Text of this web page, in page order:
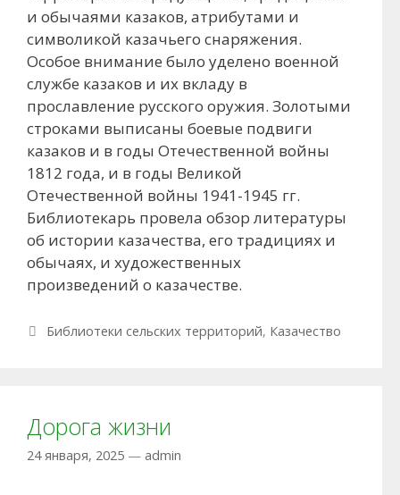
и обычаями казаков, атрибутами и
символикой казачьего снаряжения.
Особое внимание было уделено военной
службе казаков и их вкладу в
прославление русского оружия. Золотыми
строками выписаны боевые подвиги
казаков и в годы Отечественной войны
1812 года, и в годы Великой
Отечественной войны 1941-1945 гг.
Библиотекарь провела обзор литературы
об истории казачества, его традициях и
обычаях, и художественных
произведений о казачестве.
Рубрики
Библиотеки сельских территорий, Казачество
Дорога жизни
24 января, 2025 — admin